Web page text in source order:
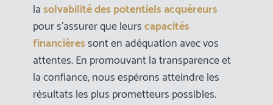
lasolvabilité des potentiels acquéreurs
pour s’assurer que leurscapacités
financièressont en adéquation avec vos
attentes. En promouvant la transparence et
la confiance, nous espérons atteindre les
résultats les plus prometteurs possibles.